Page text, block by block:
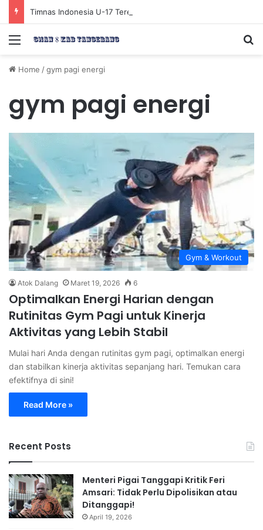
Menu
Home /gym pagi energi
gym pagi energi
Gym & Workout
Atok Dalang Maret 19, 2026 6
Optimalkan Energi Harian dengan
Rutinitas Gym Pagi untuk Kinerja
Aktivitas yang Lebih Stabil
Mulai hari Anda dengan rutinitas gym pagi, optimalkan energi
dan stabilkan kinerja aktivitas sepanjang hari. Temukan cara
efektifnya di sini!
Read More »
Recent Posts
Menteri Pigai Tanggapi Kritik Feri
Amsari: Tidak Perlu Dipolisikan atau
Ditanggapi!
April 19, 2026